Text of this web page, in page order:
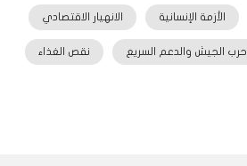
الأزمة الإنسانية الانهيار الاقتصادي
حرب الجيش والدعم السريع نقص الغذاء